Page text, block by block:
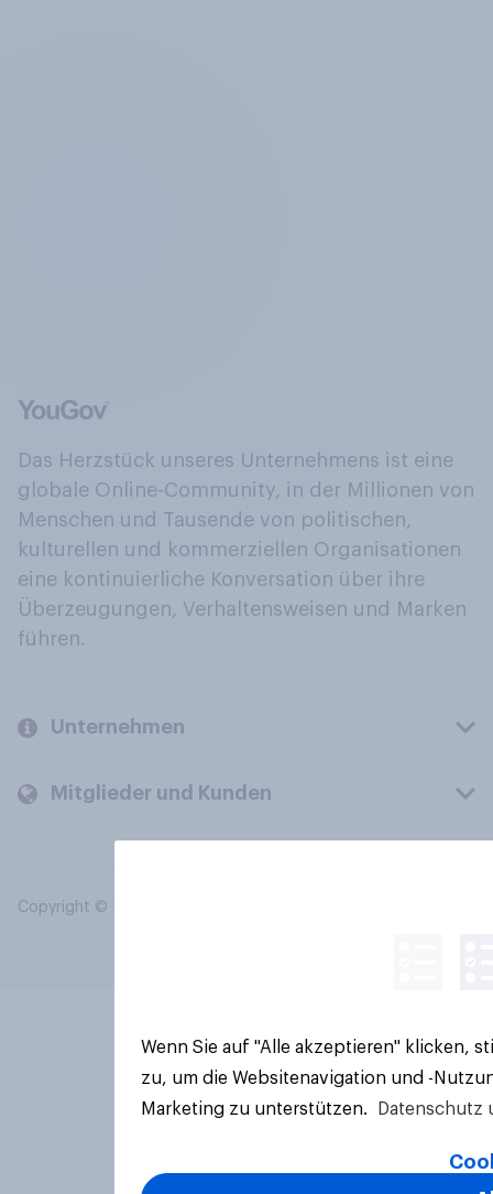
Das Herzstück unseres Unternehmens ist eine
globale Online-Community, in der Millionen von
Menschen und Tausende von politischen,
kulturellen und kommerziellen Organisationen
eine kontinuierliche Konversation über ihre
Überzeugungen, Verhaltensweisen und Marken
führen.
Unternehmen
Mitglieder und Kunden
Copyright © 2026 YouGov PLC. Alle Rechte vorbehalten.
Wenn Sie auf "Alle akzeptieren" klicken,
zu, um die Websitenavigation und -
Marketing zu unterstützen.
Datenschutz